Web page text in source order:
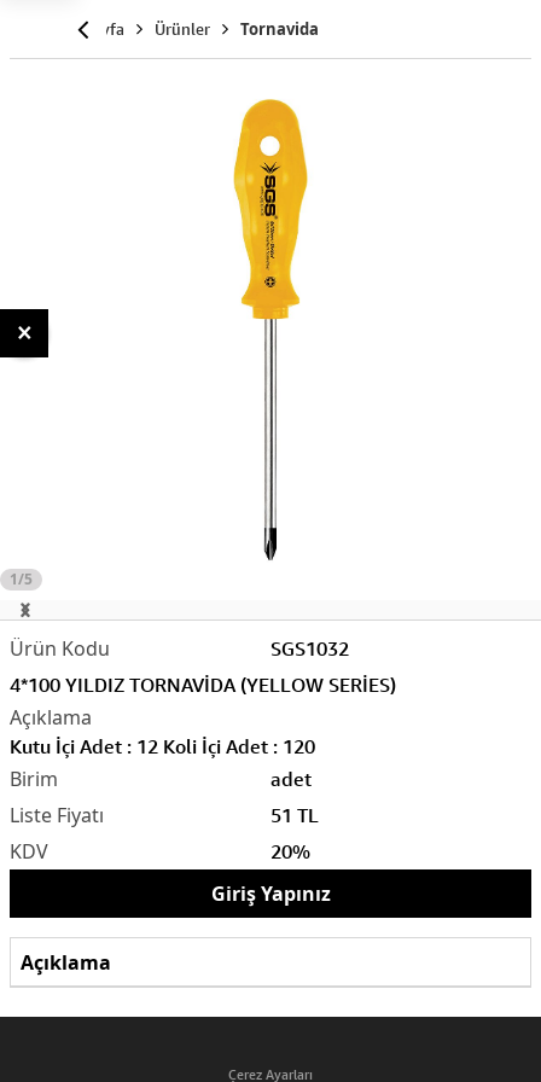
Anasayfa Ürünler Tornavida
1/5
SGS1032
4*100 YILDIZ TORNAVİDA (YELLOW SERİES)
Kutu İçi Adet : 12 Koli İçi Adet : 120
adet
51 TL
20%
Giriş Yapınız
Açıklama
Çerez Ayarları
×